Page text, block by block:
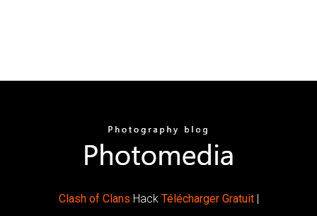
Clash of Clans Hack Télécharger Gratuit|